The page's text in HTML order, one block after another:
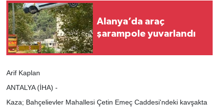
Alanya’da araç
şarampole yuvarlandı
Arif Kaplan
ANTALYA (İHA) -
Kaza; Bahçelievler Mahallesi Çetin Emeç Caddesi'ndeki kavşakta